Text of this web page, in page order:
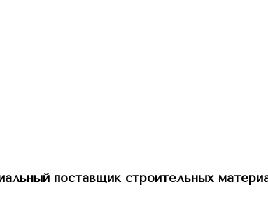
поставщик строительных